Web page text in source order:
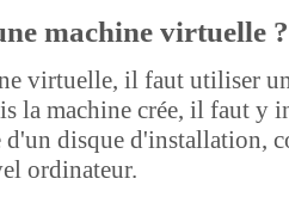
machine virtuelle ?
virtuelle, il faut utiliser
la machine crée, il faut y
disque d'installation,
ordinateur.